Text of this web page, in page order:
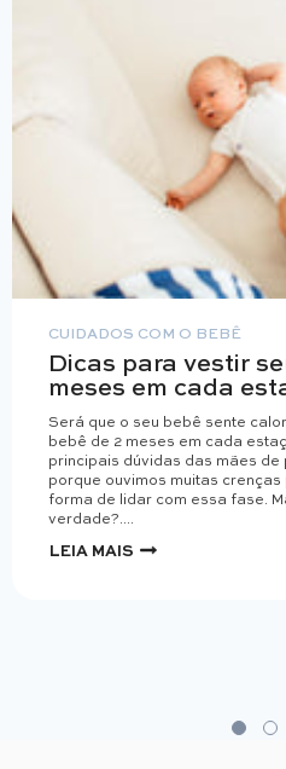
CUIDADOS COM O BEBÊ
Dicas para vestir
meses em cada
Será que o seu bebê sente
bebê de 2 meses em cada
principais dúvidas das mães de
porque ouvimos muitas
forma de lidar com essa fase.
verdade?....
LEIA MAIS